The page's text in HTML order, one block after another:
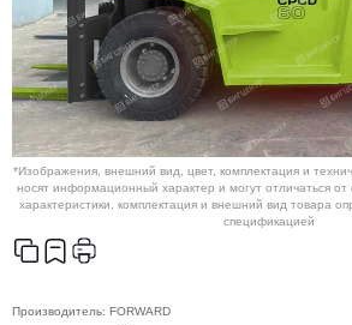
*Изображения, внешний вид, цвет, комплектация и
носят информационный характер и могут отличаться от
характеристики, комплектация и внешний вид товара
спецификацией
Производитель: FORWARD